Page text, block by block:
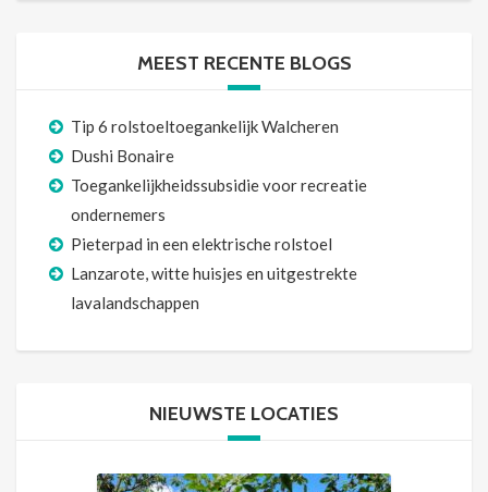
MEEST RECENTE BLOGS
Tip 6 rolstoeltoegankelijk Walcheren
Dushi Bonaire
Toegankelijkheidssubsidie voor recreatie
ondernemers
Pieterpad in een elektrische rolstoel
Lanzarote, witte huisjes en uitgestrekte
lavalandschappen
NIEUWSTE LOCATIES